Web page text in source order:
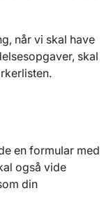
når vi skal have
skal
en formular med
også vide
din